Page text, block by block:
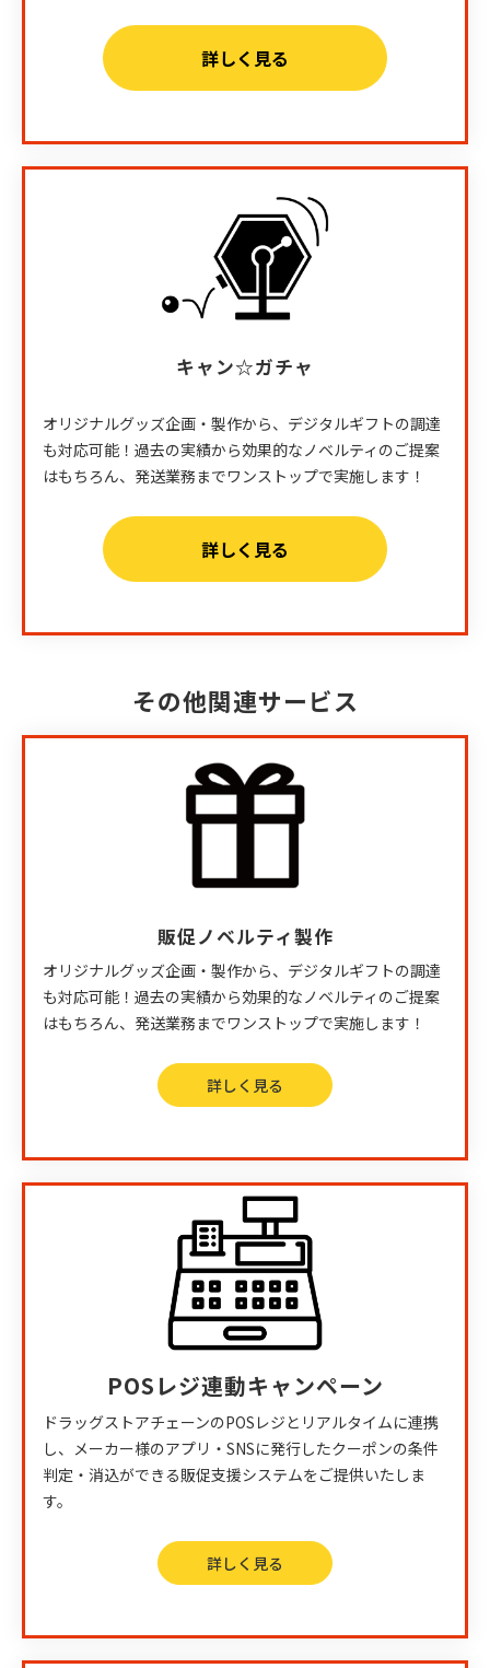
詳しく見る
キャン☆ガチャ
オリジナルグッズ企画・製作から、デジタルギフトの調達
も対応可能！過去の実績から効果的なノベルティのご提案
はもちろん、発送業務までワンストップで実施します！
詳しく見る
その他関連サービス
販促ノベルティ製作
オリジナルグッズ企画・製作から、デジタルギフトの調達
も対応可能！過去の実績から効果的なノベルティのご提案
はもちろん、発送業務までワンストップで実施します！
詳しく見る
POSレジ連動キャンペーン
ドラッグストアチェーンのPOSレジとリアルタイムに連携
し、メーカー様のアプリ・SNSに発行したクーポンの条件
判定・消込ができる販促支援システムをご提供いたしま
す。
詳しく見る